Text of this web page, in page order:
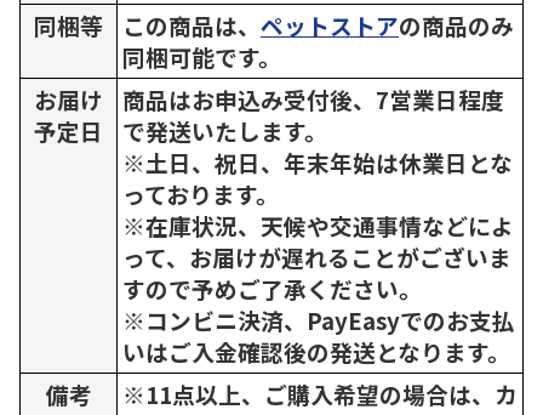
同梱等
この商品は、 ペットストアの商品のみ
同梱可能です。
お届け
予定日
商品はお申込み受付後、7営業日程度
で発送いたします。
※土日、祝日、年末年始は休業日とな
っております。
※在庫状況、天候や交通事情などによ
って、お届けが遅れることがございま
すので予めご了承ください。
※コンビニ決済、PayEasyでのお支払
いはご入金確認後の発送となります。
備考
※11点以上、ご購入希望の場合は、カ